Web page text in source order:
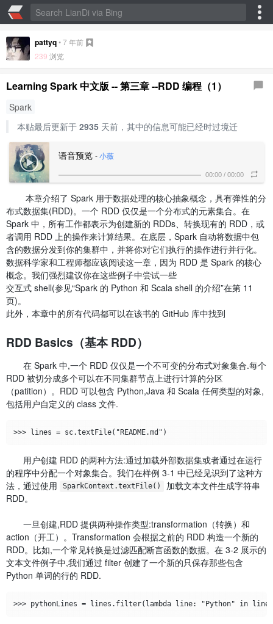
pattyq•7 年前
239 浏览
Learning Spark 中文版 -- 第三章 --RDD 编程（1）
Spark
本贴最后更新于 2935天前，其中的信息可能已经时过境迁
语音预览 - 小薇
00:00 / 00:00
本章介绍了 Spark 用于数据处理的核心抽象概念，具有弹性的分
布式数据集(RDD)。一个 RDD 仅仅是一个分布式的元素集合。在
Spark 中，所有工作都表示为创建新的 RDDs、转换现有的 RDD，或
者调用 RDD 上的操作来计算结果。在底层，Spark 自动将数据中包
含的数据分发到你的集群中，并将你对它们执行的操作进行并行化。
数据科学家和工程师都应该阅读这一章，因为 RDD 是 Spark 的核心
概念。我们强烈建议你在这些例子中尝试一些
交互式 shell(参见“Spark 的 Python 和 Scala shell 的介绍”在第 11
页)。
此外，本章中的所有代码都可以在该书的 GitHub 库中找到
RDD Basics（基本 RDD）
在 Spark 中,一个 RDD 仅仅是一个不可变的分布式对象集合.每个
RDD 被切分成多个可以在不同集群节点上进行计算的分区
（patition）。RDD 可以包含 Python,Java 和 Scala 任何类型的对象,
包括用户自定义的 class 文件.
用户创建 RDD 的两种方法:通过加载外部数据集或者通过在运行
的程序中分配一个对象集合。我们在样例 3-1 中已经见识到了这种方
法，通过使用
SparkContext.textFile()
加载文本文件生成字符串
RDD。
一旦创建,RDD 提供两种操作类型:transformation（转换）和
action（开工）。Transformation 会根据之前的 RDD 构造一个新的
RDD。比如,一个常见转换是过滤匹配断言函数的数据。在 3-2 展示的
文本文件例子中,我们通过 filter 创建了一个新的只保存那些包含
Python 单词的行的 RDD.